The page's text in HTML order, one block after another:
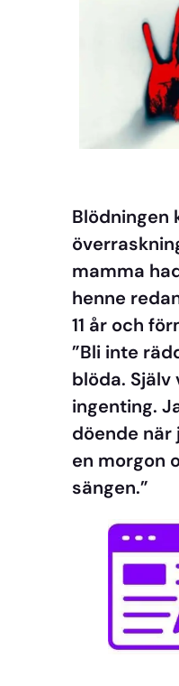
Blödningen
mamma
henne
11 år och
”Bli inte
blöda. Själv
ingenting.
döende när
en morgon
sängen.”